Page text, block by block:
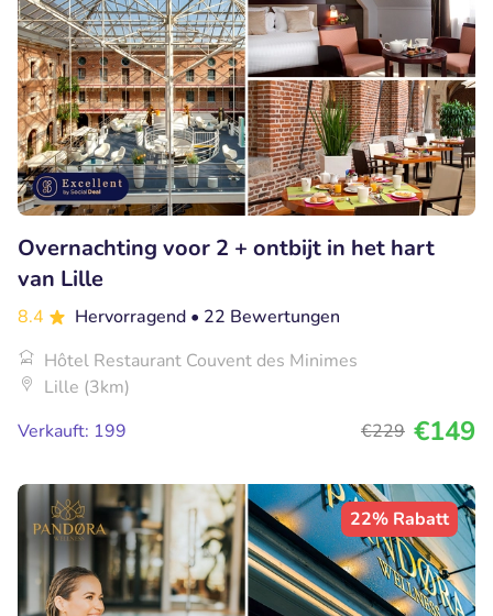
Overnachting voor 2 + ontbijt in het hart
van Lille
8.4 Hervorragend • 22 Bewertungen
Hôtel Restaurant Couvent des Minimes
Lille (3km)
Verkauft: 199
€229 €149
22% Rabatt